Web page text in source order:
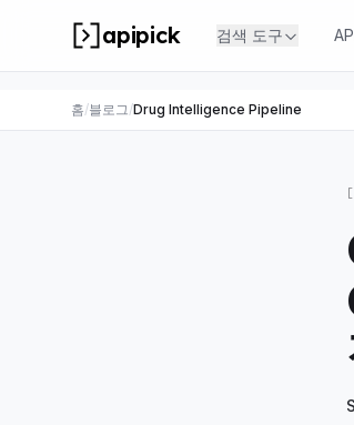
apipick 검색 도구
홈/블로그/Drug Intelligence Pipeline